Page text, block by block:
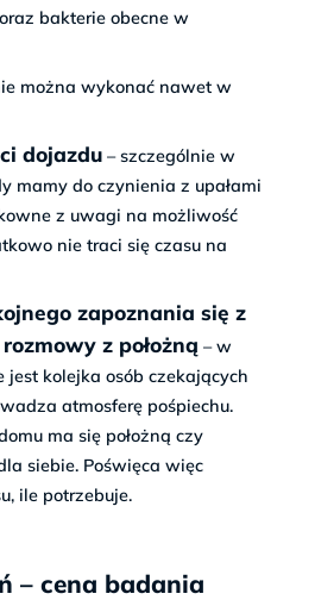
bakterie obecne w
można wykonać nawet w
dojazdu – szczególnie w
mamy do czynienia z upałami
z uwagi na możliwość
nie traci się czasu na
zapoznania się z
z położną – w
jest kolejka osób czekających
atmosferę pośpiechu.
ma się położną czy
siebie. Poświęca więc
ile potrzebuje.
– cena badania